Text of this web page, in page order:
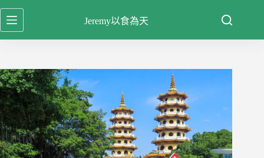
跳
至
容
Jeremy以食為天